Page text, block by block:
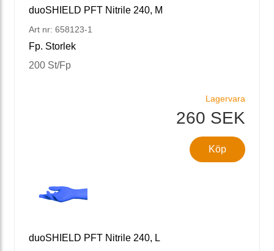
duoSHIELD PFT Nitrile 240, M
Art nr: 658123-1
Fp. Storlek
200 St/Fp
Lagervara
260 SEK
Köp
duoSHIELD PFT Nitrile 240, L